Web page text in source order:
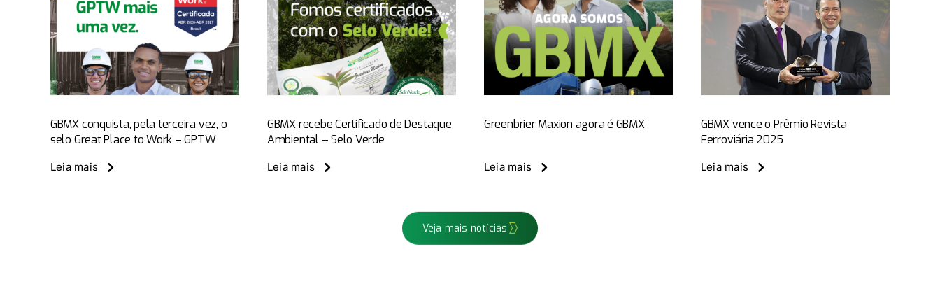
GBMX conquista, pela terceira vez, o
selo Great Place to Work – GPTW
GBMX recebe
Certificado de
Destaque
Ambiental – Selo
Verde
Notícias GBMX News
GBMX recebe Certificado de Destaque
Ambiental – Selo Verde
Greenbrier Maxion
agora é GBMX
GBMX News
Greenbrier Maxion agora é GBMX
GBMX vence o
Prêmio Revista
Ferroviária 2025
Notícias GBMX News
Notícias do
Mercado
GBMX vence o Prêmio Revista
Ferroviária 2025
Veja mais notícias